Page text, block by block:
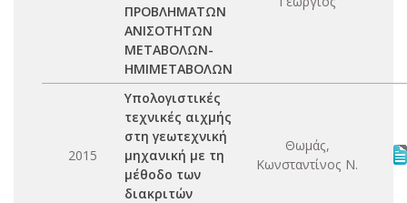
ΠΡΟΒΛΗΜΑΤΩΝ
ΑΝΙΣΟΤΗΤΩΝ
ΜΕΤΑΒΟΛΩΝ-
ΗΜΙΜΕΤΑΒΟΛΩΝ
2015
Υπολογιστικές
τεχνικές αιχμής
στη γεωτεχνική
μηχανική με τη
μέθοδο των
διακριτών
Θωμάς,
Κωνσταντίνος Ν.